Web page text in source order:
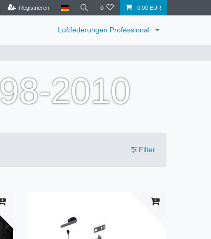
Registrieren 0 0,00 EUR
Luftfederungen Professional
2010
Filter